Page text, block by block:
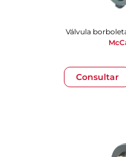
Consultar
Válvula